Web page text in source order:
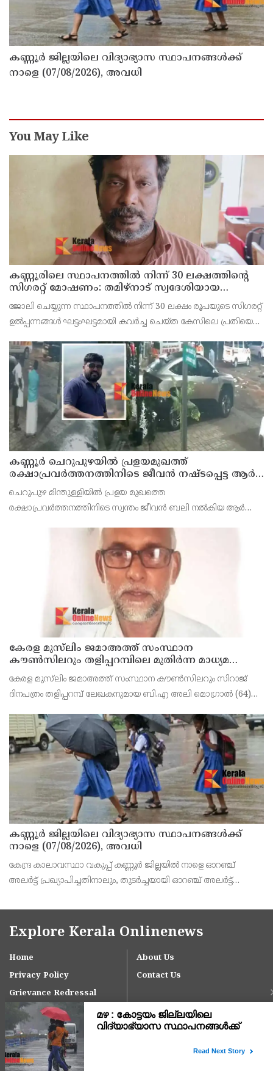
കണ്ണൂർ ജില്ലയിലെ വിദ്യാഭ്യാസ സ്ഥാപനങ്ങള്‍ക്ക്
നാളെ (07/08/2026), അവധി
You May Like
കണ്ണൂരിലെ സ്ഥാപനത്തിൽ നിന്ന് 30 ലക്ഷത്തിന്റെ
സിഗരറ്റ് മോഷണം: തമിഴ്‌നാട് സ്വദേശിയായ
സെയിൽസ്മാൻ തെങ്കാശിയിൽ പിടിയിൽ
ജോലി ചെയ്യുന്ന സ്ഥാപനത്തിൽ നിന്ന് 30 ലക്ഷം രൂപയുടെ സിഗരറ്റ്
ഉൽപ്പന്നങ്ങൾ ഘട്ടംഘട്ടമായി കവർച്ച ചെയ്ത കേസിലെ പ്രതിയെ
സ്വദേശിയായ വേൽമുരുകൻ (40) ആണ
കണ്ണൂർ ചെറുപുഴയിൽ പ്രളയമുഖത്ത്
രക്ഷാപ്രവർത്തനത്തിനിടെ ജീവൻ നഷ്ടപ്പെട്ട ആർ.
രാജേഷിൻ്റെ ഭൗതിക ശരീരത്തോട് അനാദരവ്
കാണിച്ചതായി ആരോപണം
ചെറുപുഴ മിന്തുള്ളിയിൽ പ്രളയ മുഖത്തെ
രക്ഷാപ്രവർത്തനത്തിനിടെ സ്വന്തം ജീവൻ ബലി നൽകിയ ആർ
മൃതദേഹം തിരുവനന്തപുരത്തെ
കേരള മുസ്‌ലിം ജമാഅത്ത് സംസ്ഥാന
കൗൺസിലറും തളിപ്പറമ്പിലെ മുതിർന്ന മാധ്യമ
പ്രവർത്തകനുമായ ബി എ അലി മൊഗ്രാൽ
നിര്യാതനായി
കേരള മുസ്‌ലിം ജമാഅത്ത് സംസ്ഥാന കൗൺസിലറും സിറാജ്
ദിനപത്രം തളിപ്പറമ്പ് ലേഖകനുമായ ബി.എ അലി മൊഗ്രാൽ (64)
ജമാഅത്ത് ജില്ലാ സെക്രട്ടറി, എസ്.വൈ.എ
കണ്ണൂർ ജില്ലയിലെ വിദ്യാഭ്യാസ സ്ഥാപനങ്ങള്‍ക്ക്
നാളെ (07/08/2026), അവധി
കേന്ദ്ര കാലാവസ്ഥാ വകുപ്പ് കണ്ണൂർ ജില്ലയിൽ നാളെ ഓറഞ്ച്
അലർട്ട് പ്രഖ്യാപിച്ചതിനാലും, തുടർച്ചയായി ഓറഞ്ച് അലർട്ട്
ജില്ലയിലെ പ്രൊഫഷണൽ കോളേജ് ഉൾപ്പടെ എല
Explore Kerala Onlinenews
Home
About Us
Privacy Policy
Contact Us
Grievance Redressal